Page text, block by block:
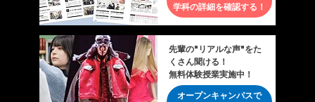
学科の詳細を確認する！
先輩の"リアルな声"をた
くさん聞ける！
無料体験授業実施中！
オープンキャンパスで